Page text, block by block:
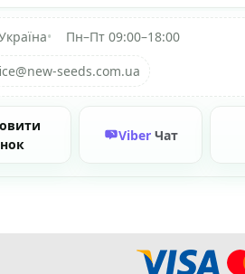
•
Пн–Пт 09:00–18:00
seeds.com.ua
Viber Чат